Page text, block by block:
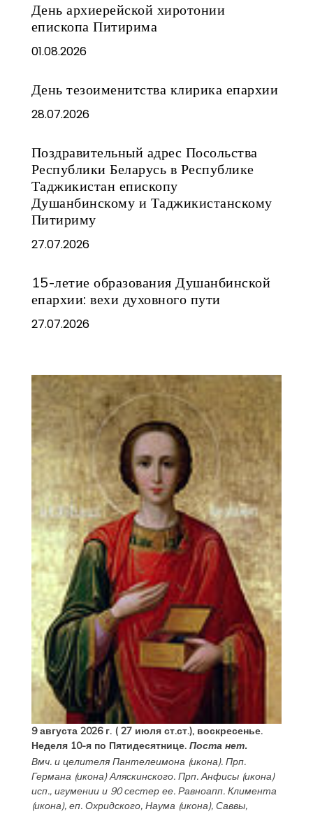
День архиерейской хиротонии
епископа Питирима
01.08.2026
День тезоименитства клирика епархии
28.07.2026
Поздравительный адрес Посольства
Республики Беларусь в Республике
Таджикистан епископу
Душанбинскому и Таджикистанскому
Питириму
27.07.2026
15-летие образования Душанбинской
епархии: вехи духовного пути
27.07.2026
9 августа 2026 г. ( 27 июля ст.ст.), воскресенье.
Неделя 10-я по Пятидесятнице. Поста нет.
Вмч. и целителя Пантелеимона(икона). Прп.
Германа(икона) Аляскинского. Прп.Анфисы(икона)
исп., игумении и 90 сестер ее. Равноапп. Климента
(икона), еп. Охридского, Наума(икона), Саввы,